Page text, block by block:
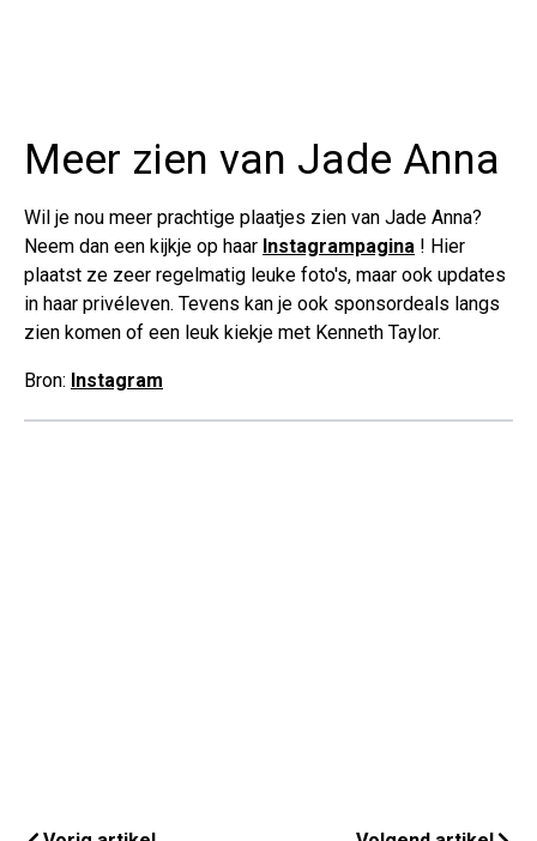
Meer zien van Jade Anna
Wil je nou meer prachtige plaatjes zien van Jade Anna?
Neem dan een kijkje op haar Instagrampagina ! Hier
plaatst ze zeer regelmatig leuke foto's, maar ook updates
in haar privéleven. Tevens kan je ook sponsordeals langs
zien komen of een leuk kiekje met Kenneth Taylor.
Bron: Instagram